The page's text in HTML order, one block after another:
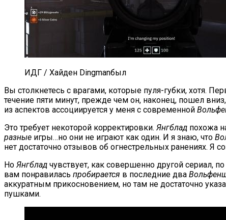
ИДГ / Хайден Dingmanбыл
Вы столкнетесь с врагами, которые пуля-губки, хотя.
течение пяти минут, прежде чем он, наконец, пошел
из аспектов ассоциируется у меня с современной
Это требует некоторой корректировки. Янгблад похожа
разные игры…но они не играют как один. И я знаю, что
нет достаточно отзывов об огнестрельных ранениях. Я
Но Янгблад чувствует, как совершенно другой сериал,
вам понравилась пробирается в последние два
аккуратным прикосновением, но там не достаточно
пушками.